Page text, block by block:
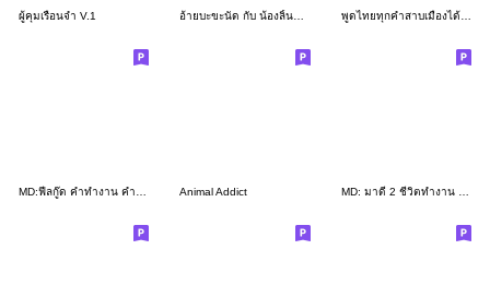
ผู้คุมเรือนจำ V.1 พูดไทยทุกคำสาบเมืองได้ยังไง
MD:ฟีลกู๊ด คำทำงาน คำเมือง ภาษาเหนือครับ Animal Addict MD: มาดี 2 ชีวิตทำงาน คำเมือง,ภาษาเหนือ